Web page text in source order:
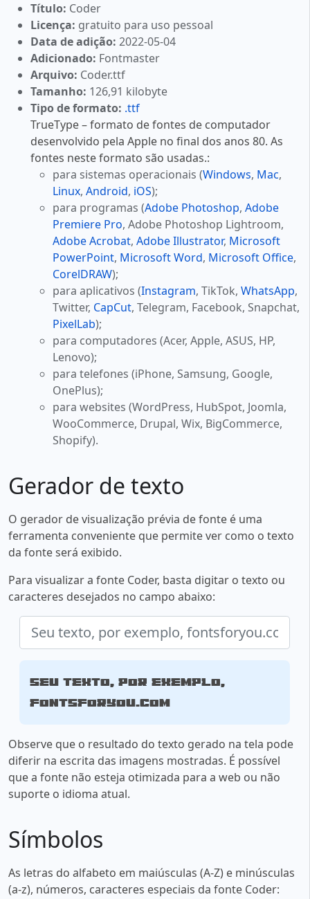
Título: Coder
Licença: gratuito para uso pessoal
Data de adição: 2022-05-04
Adicionado: Fontmaster
Arquivo: Coder.ttf
Tamanho: 126,91 kilobyte
Tipo de formato: .ttf
TrueType – formato de fontes de computador
desenvolvido pela Apple no final dos anos 80. As
fontes neste formato são usadas.:
para sistemas operacionais (Windows, Mac,
Linux, Android, iOS);
para programas (Adobe Photoshop, Adobe
Premiere Pro, Adobe Photoshop Lightroom,
Adobe Acrobat, Adobe Illustrator, Microsoft
PowerPoint, Microsoft Word, Microsoft Office,
CorelDRAW);
para aplicativos (Instagram, TikTok, WhatsApp,
Twitter, CapCut, Telegram, Facebook, Snapchat,
PixelLab);
para computadores (Acer, Apple, ASUS, HP,
Lenovo);
para telefones (iPhone, Samsung, Google,
OnePlus);
para websites (WordPress, HubSpot, Joomla,
WooCommerce, Drupal, Wix, BigCommerce,
Shopify).
Gerador de texto
O gerador de visualização prévia de fonte é uma
ferramenta conveniente que permite ver como o texto
da fonte será exibido.
Para visualizar a fonte Coder, basta digitar o texto ou
caracteres desejados no campo abaixo:
Seu texto, por exemplo,
fontsforyou.com
Observe que o resultado do texto gerado na tela pode
diferir na escrita das imagens mostradas. É possível
que a fonte não esteja otimizada para a web ou não
suporte o idioma atual.
Símbolos
As letras do alfabeto em maiúsculas (A-Z) e minúsculas
(a-z), números, caracteres especiais da fonte Coder: